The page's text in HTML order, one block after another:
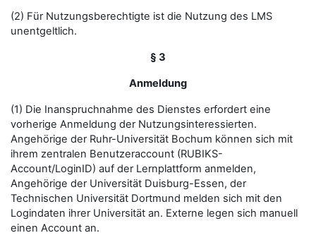
(2) Für Nutzungsberechtigte ist die Nutzung des LMS
unentgeltlich.
§ 3
Anmeldung
(1) Die Inanspruchnahme des Dienstes erfordert eine
vorherige Anmeldung der Nutzungsinteressierten.
Angehörige der Ruhr-Universität Bochum können sich mit
ihrem zentralen Benutzeraccount (RUBIKS-
Account/LoginID) auf der Lernplattform anmelden,
Angehörige der Universität Duisburg-Essen, der
Technischen Universität Dortmund melden sich mit den
Logindaten ihrer Universität an. Externe legen sich manuell
einen Account an.